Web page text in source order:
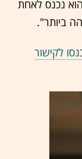
נכנס לאחת
ביותר".
לקישור